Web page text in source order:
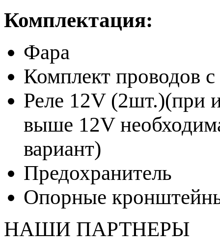
Комплектация:
Фара
Комплект проводов
Реле 12V (2шт.)(при
выше 12V
вариант)
Предохранитель
Опорные
НАШИ ПАРТНЕРЫ